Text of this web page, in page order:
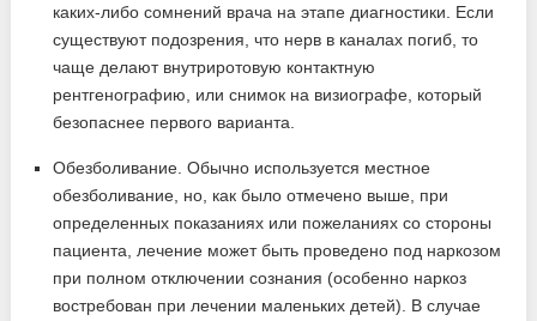
каких-либо сомнений врача на этапе диагностики. Если
существуют подозрения, что нерв в каналах погиб, то
чаще делают внутриротовую контактную
рентгенографию, или снимок на визиографе, который
безопаснее первого варианта.
Обезболивание. Обычно используется местное
обезболивание, но, как было отмечено выше, при
определенных показаниях или пожеланиях со стороны
пациента, лечение может быть проведено под наркозом
при полном отключении сознания (особенно наркоз
востребован при лечении маленьких детей). В случае